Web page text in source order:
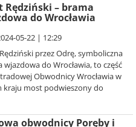
Rędziński – brama
do Wrocławia
05-22 | 12:29
przez Odrę, symboliczna
wjazdowa do Wrocławia, to część
Obwodnicy Wrocławia w
kraju most podwieszony do
obwodnicy Poręby i